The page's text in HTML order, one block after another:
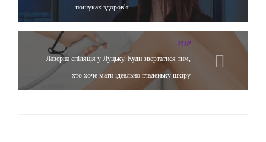
пошуках здоров'я
TOP
Лазерна епіляція у Луцьку. Куди звертатися тим,
хто хоче мати ідеально гладеньку шкіру